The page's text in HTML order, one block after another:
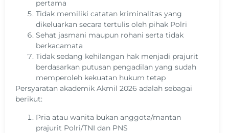
pertama
Tidak memiliki catatan kriminalitas yang
dikeluarkan secara tertulis oleh pihak Polri
Sehat jasmani maupun rohani serta tidak
berkacamata
Tidak sedang kehilangan hak menjadi prajurit
berdasarkan putusan pengadilan yang sudah
memperoleh kekuatan hukum tetap
Persyaratan akademik Akmil 2026 adalah sebagai
berikut:
Pria atau wanita bukan anggota/mantan
prajurit Polri/TNI dan PNS